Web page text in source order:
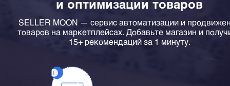
и оптимизации товаров
SELLER MOON — сервис автоматизации и
товаров на маркетплейсах. Добавьте магазин и
15+ рекомендаций за 1 минуту.